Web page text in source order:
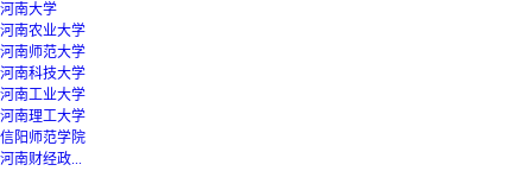
河南大学
河南农业大学
河南师范大学
河南科技大学
河南工业大学
河南理工大学
信阳师范学院
河南财经政...